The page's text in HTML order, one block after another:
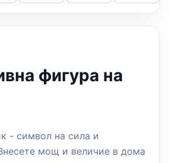
фигура на
- символ на сила и
мощ и величие в дома